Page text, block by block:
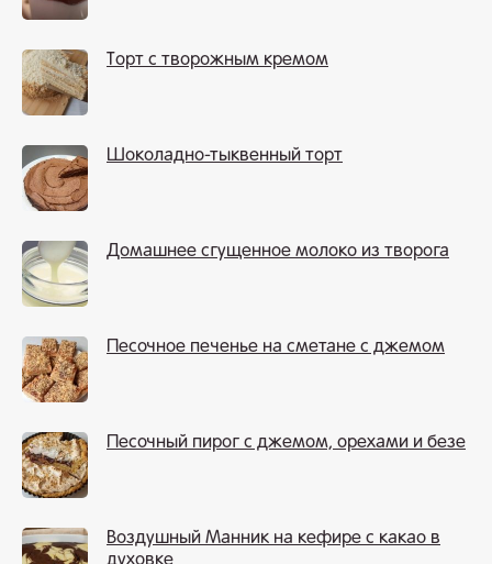
Торт с творожным кремом
Шоколадно-тыквенный торт
Домашнее сгущенное молоко из творога
Песочное печенье на сметане с джемом
Песочный пирог с джемом, орехами и безе
Воздушный Манник на кефире с какао в